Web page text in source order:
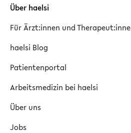
Über haelsi
Für Ärzt:innen und
haelsi Blog
Patientenportal
Arbeitsmedizin bei haelsi
Über uns
Jobs